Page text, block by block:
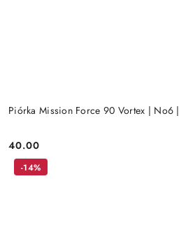
Piórka Mission Force 90 Vortex | No6 |
Cena:
40.00
-14%